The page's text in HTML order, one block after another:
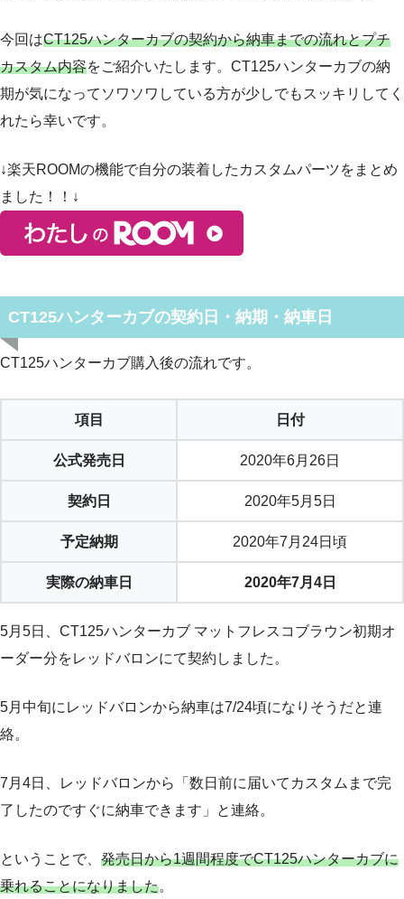
今回はCT125ハンターカブの契約から納車までの流れとプチ
カスタム内容をご紹介いたします。CT125ハンターカブの納
期が気になってソワソワしている方が少しでもスッキリしてく
れたら幸いです。
↓楽天ROOMの機能で自分の装着したカスタムパーツをまとめ
ました！！↓
CT125ハンターカブの契約日・納期・納車日
CT125ハンターカブ購入後の流れです。
項目 日付
公式発売日 2020年6月26日
契約日 2020年5月5日
予定納期 2020年7月24日頃
実際の納車日 2020年7月4日
5月5日、CT125ハンターカブ マットフレスコブラウン初期オ
ーダー分をレッドバロンにて契約しました。
5月中旬にレッドバロンから納車は7/24頃になりそうだと連
絡。
7月4日、レッドバロンから「数日前に届いてカスタムまで完
了したのですぐに納車できます」と連絡。
ということで、 発売日から1週間程度でCT125ハンターカブに
乗れることになりました。